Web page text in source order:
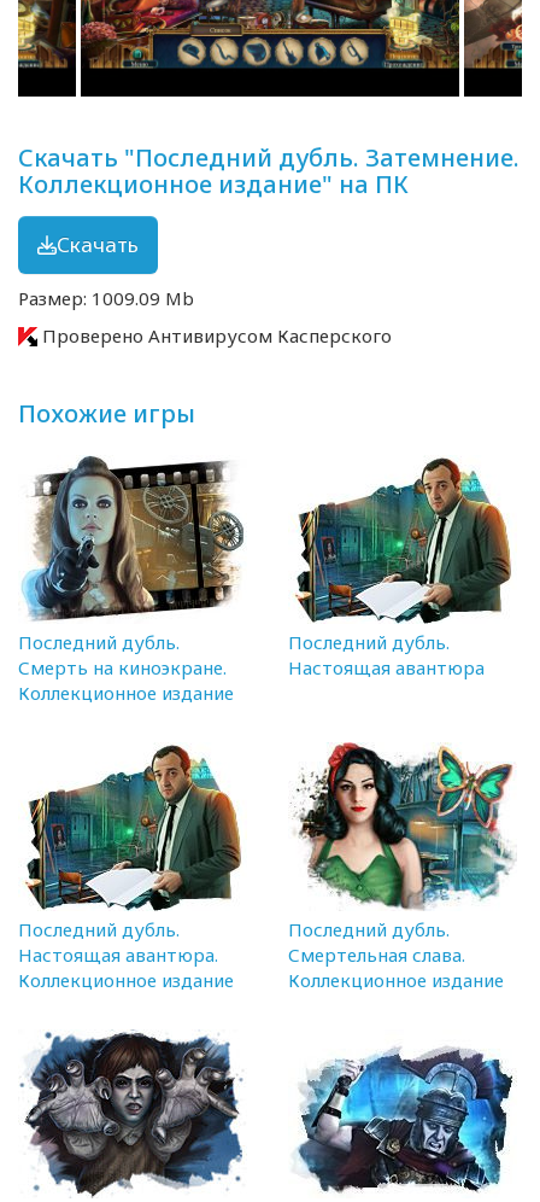
Скачать "Последний дубль. Затемнение.
Коллекционное издание" на ПК
Скачать
Размер: 1009.09 Mb
Проверено Антивирусом Касперского
Похожие игры
Последний дубль.
Смерть на киноэкране.
Коллекционное издание
Последний дубль.
Настоящая авантюра
Последний дубль.
Настоящая авантюра.
Коллекционное издание
Последний дубль.
Смертельная слава.
Коллекционное издание